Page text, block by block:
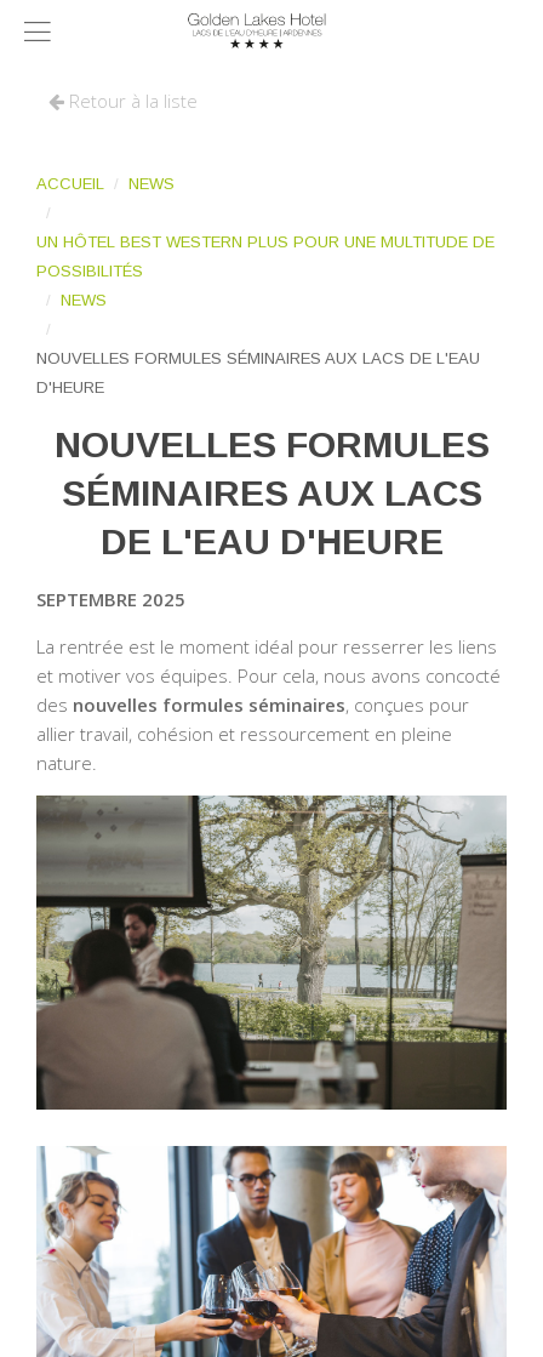
Retour à la liste
ACCUEIL NEWS
UN HÔTEL BEST WESTERN PLUS POUR UNE MULTITUDE DE
POSSIBILITÉS
NEWS
NOUVELLES FORMULES SÉMINAIRES AUX LACS DE L'EAU
D'HEURE
NOUVELLES FORMULES
SÉMINAIRES AUX LACS
DE L'EAU D'HEURE
SEPTEMBRE 2025
La rentrée est le moment idéal pour resserrer les liens
et motiver vos équipes. Pour cela, nous avons concocté
des nouvelles formules séminaires, conçues pour
allier travail, cohésion et ressourcement en pleine
nature.